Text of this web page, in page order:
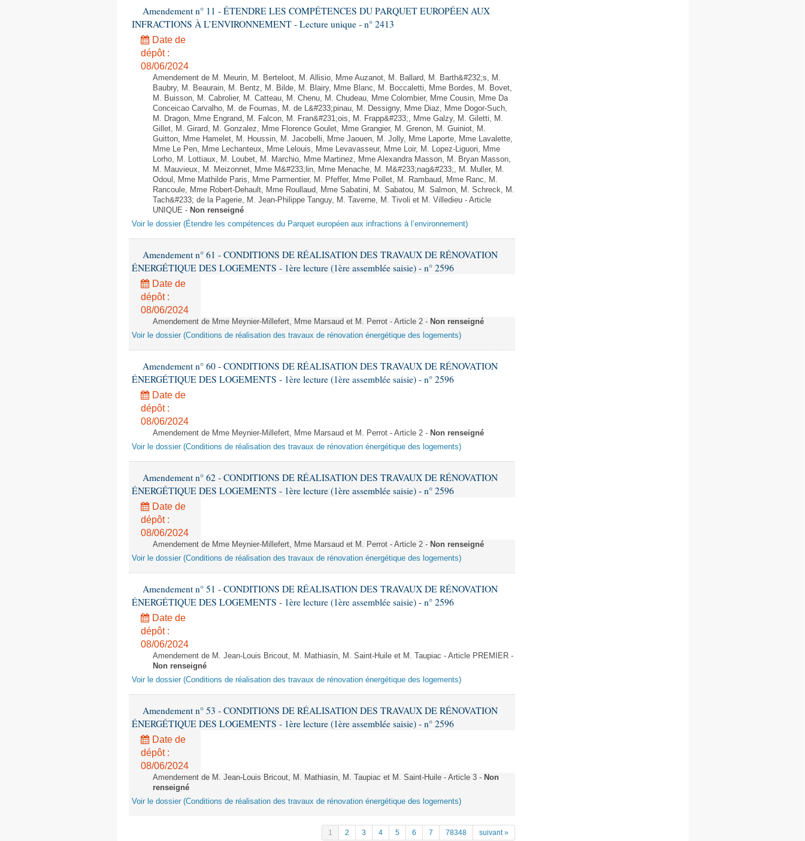
Amendement n° 11 - ÉTENDRE LES COMPÉTENCES DU PARQUET EUROPÉEN AUX
INFRACTIONS À L’ENVIRONNEMENT - Lecture unique - n° 2413
Date de
dépôt :
08/06/2024
Amendement de M. Meurin, M. Berteloot, M. Allisio, Mme Auzanot, M. Ballard, M. Barth&#232;s, M.
Baubry, M. Beaurain, M. Bentz, M. Bilde, M. Blairy, Mme Blanc, M. Boccaletti, Mme Bordes, M. Bovet,
M. Buisson, M. Cabrolier, M. Catteau, M. Chenu, M. Chudeau, Mme Colombier, Mme Cousin, Mme Da
Conceicao Carvalho, M. de Fournas, M. de L&#233;pinau, M. Dessigny, Mme Diaz, Mme Dogor-Such,
M. Dragon, Mme Engrand, M. Falcon, M. Fran&#231;ois, M. Frapp&#233;, Mme Galzy, M. Giletti, M.
Gillet, M. Girard, M. Gonzalez, Mme Florence Goulet, Mme Grangier, M. Grenon, M. Guiniot, M.
Guitton, Mme Hamelet, M. Houssin, M. Jacobelli, Mme Jaouen, M. Jolly, Mme Laporte, Mme Lavalette,
Mme Le Pen, Mme Lechanteux, Mme Lelouis, Mme Levavasseur, Mme Loir, M. Lopez-Liguori, Mme
Lorho, M. Lottiaux, M. Loubet, M. Marchio, Mme Martinez, Mme Alexandra Masson, M. Bryan Masson,
M. Mauvieux, M. Meizonnet, Mme M&#233;lin, Mme Menache, M. M&#233;nag&#233;, M. Muller, M.
Odoul, Mme Mathilde Paris, Mme Parmentier, M. Pfeffer, Mme Pollet, M. Rambaud, Mme Ranc, M.
Rancoule, Mme Robert-Dehault, Mme Roullaud, Mme Sabatini, M. Sabatou, M. Salmon, M. Schreck, M.
Tach&#233; de la Pagerie, M. Jean-Philippe Tanguy, M. Taverne, M. Tivoli et M. Villedieu - Article
UNIQUE - Non renseigné
Voir le dossier (Étendre les compétences du Parquet européen aux infractions à l’environnement)
Amendement n° 61 - CONDITIONS DE RÉALISATION DES TRAVAUX DE RÉNOVATION
ÉNERGÉTIQUE DES LOGEMENTS - 1ère lecture (1ère assemblée saisie) - n° 2596
Date de
dépôt :
08/06/2024
Amendement de Mme Meynier-Millefert, Mme Marsaud et M. Perrot - Article 2 - Non renseigné
Voir le dossier (Conditions de réalisation des travaux de rénovation énergétique des logements)
Amendement n° 60 - CONDITIONS DE RÉALISATION DES TRAVAUX DE RÉNOVATION
ÉNERGÉTIQUE DES LOGEMENTS - 1ère lecture (1ère assemblée saisie) - n° 2596
Date de
dépôt :
08/06/2024
Amendement de Mme Meynier-Millefert, Mme Marsaud et M. Perrot - Article 2 - Non renseigné
Voir le dossier (Conditions de réalisation des travaux de rénovation énergétique des logements)
Amendement n° 62 - CONDITIONS DE RÉALISATION DES TRAVAUX DE RÉNOVATION
ÉNERGÉTIQUE DES LOGEMENTS - 1ère lecture (1ère assemblée saisie) - n° 2596
Date de
dépôt :
08/06/2024
Amendement de Mme Meynier-Millefert, Mme Marsaud et M. Perrot - Article 2 - Non renseigné
Voir le dossier (Conditions de réalisation des travaux de rénovation énergétique des logements)
Amendement n° 51 - CONDITIONS DE RÉALISATION DES TRAVAUX DE RÉNOVATION
ÉNERGÉTIQUE DES LOGEMENTS - 1ère lecture (1ère assemblée saisie) - n° 2596
Date de
dépôt :
08/06/2024
Amendement de M. Jean-Louis Bricout, M. Mathiasin, M. Saint-Huile et M. Taupiac - Article PREMIER -
Non renseigné
Voir le dossier (Conditions de réalisation des travaux de rénovation énergétique des logements)
Amendement n° 53 - CONDITIONS DE RÉALISATION DES TRAVAUX DE RÉNOVATION
ÉNERGÉTIQUE DES LOGEMENTS - 1ère lecture (1ère assemblée saisie) - n° 2596
Date de
dépôt :
08/06/2024
Amendement de M. Jean-Louis Bricout, M. Mathiasin, M. Taupiac et M. Saint-Huile - Article 3 - Non
renseigné
Voir le dossier (Conditions de réalisation des travaux de rénovation énergétique des logements)
1 2 3 4 5 6 7 78348 suivant »